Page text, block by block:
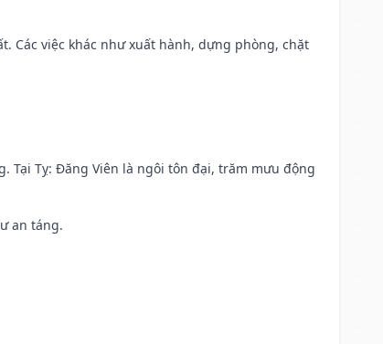
Các việc khác như xuất hành, dựng phòng, chặt
Tại Tỵ: Đăng Viên là ngôi tôn đại, trăm mưu động
an táng.